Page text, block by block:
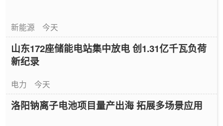
新能源 今天
山东172座储能电站集中放电 创1.31亿千瓦负荷
新纪录
电力 今天
洛阳钠离子电池项目量产出海 拓展多场景应用